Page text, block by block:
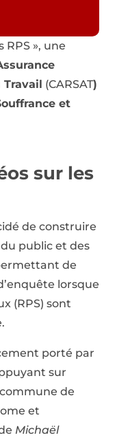
RPS », une
(CARSAT)
et
sur les
de construire
public et des
de
lorsque
(RPS) sont
porté par
sur
commune de
et
Michaël